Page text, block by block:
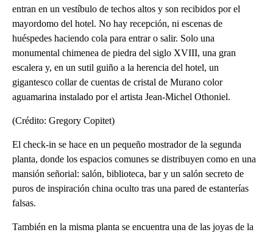
entran en un vestíbulo de techos altos y son recibidos por el
mayordomo del hotel. No hay recepción, ni escenas de
huéspedes haciendo cola para entrar o salir. Solo una
monumental chimenea de piedra del siglo XVIII, una gran
escalera y, en un sutil guiño a la herencia del hotel, un
gigantesco collar de cuentas de cristal de Murano color
aguamarina instalado por el artista Jean-Michel Othoniel.
(Crédito: Gregory Copitet)
El check-in se hace en un pequeño mostrador de la segunda
planta, donde los espacios comunes se distribuyen como en una
mansión señorial: salón, biblioteca, bar y un salón secreto de
puros de inspiración china oculto tras una pared de estanterías
falsas.
También en la misma planta se encuentra una de las joyas de la